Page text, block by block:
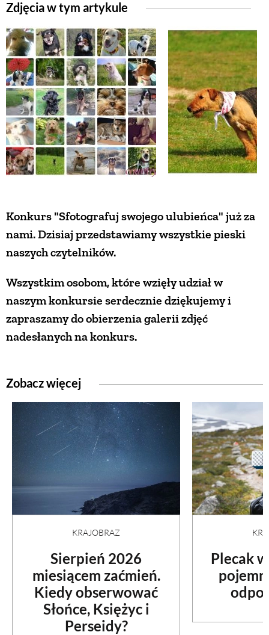
Zdjęcia w tym artykule
Konkurs "Sfotografuj swojego ulubieńca" już za
nami. Dzisiaj przedstawiamy wszystkie pieski
naszych czytelników.
Wszystkim osobom, które wzięły udział w
naszym konkursie serdecznie dziękujemy i
zapraszamy do obierzenia galerii zdjęć
nadesłanych na konkurs.
Zobacz więcej
KRAJOBRAZ
Sierpień 2026
miesiącem zaćmień.
Kiedy obserwować
Słońce, Księżyc i
Perseidy?
Plecak
ZWIERZĘTA W NATURZE
GRZYBY
KRAJOBRAZ
RĘKODZIEŁO
RZEMIOSŁO
ZWYCZAJE
ZRÓB TO SAM
PRZEPISY
ŚNIADANIA
ZUPY
DANIA GŁÓWNE
CIASTA I DESERY
PRZETWORY
INNE